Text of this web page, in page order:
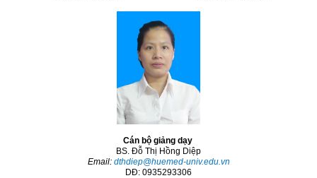
Cán bộ giảng dạy
BS. Đỗ Thị Hồng Diệp
Email: dthdiep@huemed-univ.edu.vn
DĐ: 0935293306